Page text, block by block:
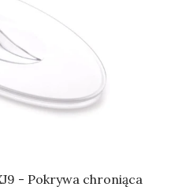
- Pokrywa chroniąca